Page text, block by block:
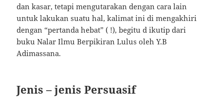
dan kasar, tetapi mengutarakan dengan cara lain
untuk lakukan suatu hal, kalimat ini di mengakhiri
dengan “pertanda hebat” ( !), begitu d ikutip dari
buku Nalar Ilmu Berpikiran Lulus oleh Y.B
Adimassana.
Jenis – jenis Persuasif